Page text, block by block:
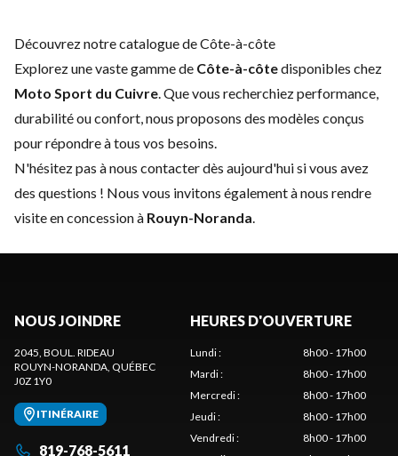
Découvrez notre catalogue de Côte-à-côte
Explorez une vaste gamme de Côte-à-côtedisponibles chez
Moto Sport du Cuivre. Que vous recherchiez performance,
durabilité ou confort, nous proposons des modèles conçus
pour répondre à tous vos besoins.
N'hésitez pas ànous contacterdès aujourd'hui si vous avez
des questions ! Nous vous invitons également à nous rendre
visite en concession à Rouyn-Noranda.
NOUS JOINDRE
2045, BOUL. RIDEAU
ROUYN-NORANDA, QUÉBEC
J0Z 1Y0
ITINÉRAIRE
819-768-5611
HEURES D'OUVERTURE
Lundi:
8h00 - 17h00
Mardi:
8h00 - 17h00
Mercredi:
8h00 - 17h00
Jeudi:
8h00 - 17h00
Vendredi:
8h00 - 17h00